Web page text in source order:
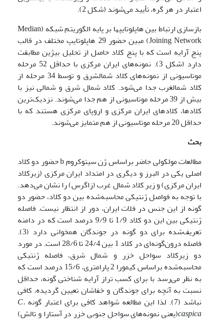
اعتبار در هر گره، تأیید می‌شوند (شکل 2).
بازسازی ارتباط بین هاپلوتایپ­ها بر پایه الگوریتم شبکه (Median
Joining Network) مبین حضور 29 هاپلوتایپ مختلف در قالب
پنج آرایه است که با پنج کلاد حاصل از تحلیل بیژین مطابقت
دارد (شکل 3). نمونه‌های ایران مرکزی با حداقل 52 مرحله
موتاسیونی از نمونه‌های کلاد شمال­شرق و توسط 34 مرحله از
کلاد شمال­غرب جدا می‌شود. کلاد شمال شرق و شمالی نیز با
بیش از 39 مرحله موتاسیونی از هم جدا می‌شوند. نزدیک‌ترین
کلادها، کلادهای ایران مرکزی و اروپای مرکزی هستند که با
حداقل 20 مرحله موتاسیونی از هم متمایز می‌شوند.
بحث
مطالعات مولکولی حاضر براساس ژن سیتوکروم b حضور دو کلاد
اصلی یکی در البرز و دیگری در امتداد ایران مرکزی (زیرکلاد
ایران مرکزی) و زیر کلاد شمال غرب (زاگرس) را نشان می‌دهد.
با توجه به فواصل ژنتیکی محاسبه‌شده بین دو کلاد، حضور دو
گونه از این جنس در فلات ایران، دور از انتظار نیست. فاصله
ژنتیکی بین این دو کلاد 1/9 تا 9/9 درصد است که در دامنه
تعریف‌شده برای دو گونه در جوندگان همخوانی دارد (3).
فاصله درون‌گونه‌ای در کلاد 1 بین 24/4 تا 28/6 است. در مورد
دو زیرکلاد سواحل خزر و شمال شرق، فاصله ژنتیکی
محاسبه‌شده براساس کیمورا 2 پارامتری، 15/6 درصد است که
به نظر می‌رسد با برای کسب تراز آرایه شناختی گونه، حداقل
نسبت به آنچه برای جوندگان و خفاشان تعیین گردیده، کافی
نباشد (7). لذا این مطالعه شواهد کافی برای اعتبار گونه
C.
caspica(یعنی نمونه‌های سواحل جنوبی خزر در آستارا و تالش)